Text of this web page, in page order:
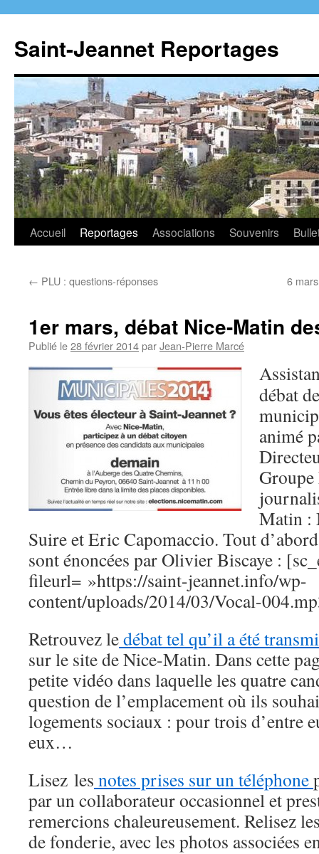
contenu
Saint-Jeannet Reportages
Accueil Reportages Associations Souvenirs
← PLU : questions-réponses 6
1er mars, débat Nice-Matin
Publié le28 février 2014parJean-Pierre Marcé
débat
animé
Matin :
Suire et Eric Capomaccio. Tout
sont énoncées par Olivier Biscaye :
fileurl= »https://saint-jeannet.info/wp-
content/uploads/2014/03/Vocal-
Retrouvez ledébat tel qu’il a été
sur le site de Nice-Matin. Dans cette
petite vidéo dans laquelle les quatre
question de l’emplacement où ils
logements sociaux : pour trois d’entre
eux…
Lisez les notes prises sur un téléphone
par un collaborateur occasionnel et
remercions chaleureusement. Relisez
de fonderie, avec les photos associées